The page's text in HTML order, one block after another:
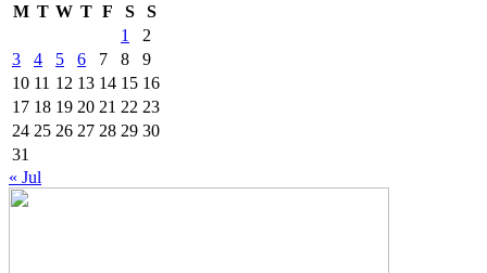
M T W T F S
S
1
2
3
4 5 6 7 8
9
10 11 12 13 14 15 16
17 18 19 20 21 22 23
24 25 26 27 28 29 30
31
« Jul